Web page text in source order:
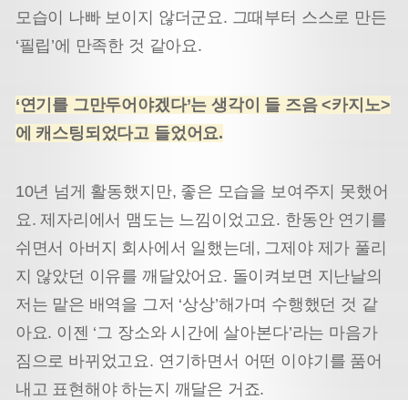
모습이 나빠 보이지 않더군요. 그때부터 스스로 만든
‘필립’에 만족한 것 같아요.
‘연기를 그만두어야겠다’는 생각이 들 즈음 <카지노>
에 캐스팅되었다고 들었어요.
10년 넘게 활동했지만, 좋은 모습을 보여주지 못했어
요. 제자리에서 맴도는 느낌이었고요. 한동안 연 기를
쉬면서 아버지 회사에서 일했는데, 그제야 제가 풀리
지 않았던 이유를 깨달았어요. 돌이켜보면 지난날의
저는 맡은 배역을 그저 ‘상상’해가며 수행했던 것 같
아요. 이젠 ‘그 장소와 시간에 살아본다’라는 마음가
짐으로 바뀌었고요. 연기하면서 어떤 이야기를 품어
내고 표현해야 하는지 깨달은 거죠.